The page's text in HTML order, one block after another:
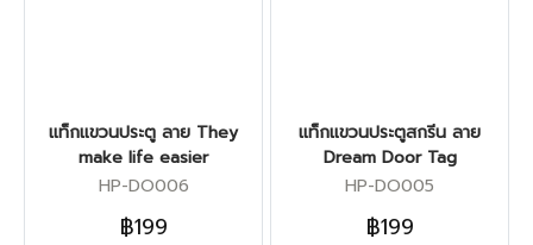
แท็กแขวนประตู ลาย They
make life easier
HP-DO006
฿199
แท็กแขวนประตูสกรีน ลาย
Dream Door Tag
HP-DO005
฿199